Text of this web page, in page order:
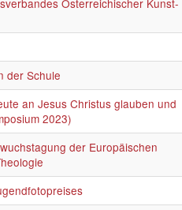
Österreichischer Kunst-
der Schule
an Jesus Christus glauben und
2023)
der Europäischen